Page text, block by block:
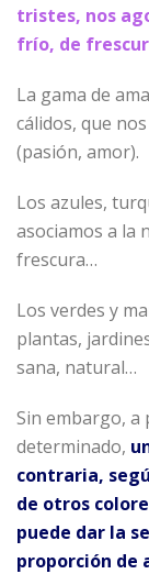
tristes, nos
frío, de
La gama de
cálidos, que
(pasión, amor).
Los azules,
asociamos a la
frescura…
Los verdes y
plantas,
sana, natural…
Sin embargo, a
determinado,
contraria,
de otros
puede dar la
proporción de